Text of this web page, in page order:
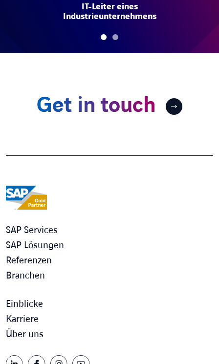
IT-Leiter eines
Industrieunternehmens
Get in touch
SAP Services
SAP Lösungen
Referenzen
Branchen
Einblicke
Karriere
Über uns